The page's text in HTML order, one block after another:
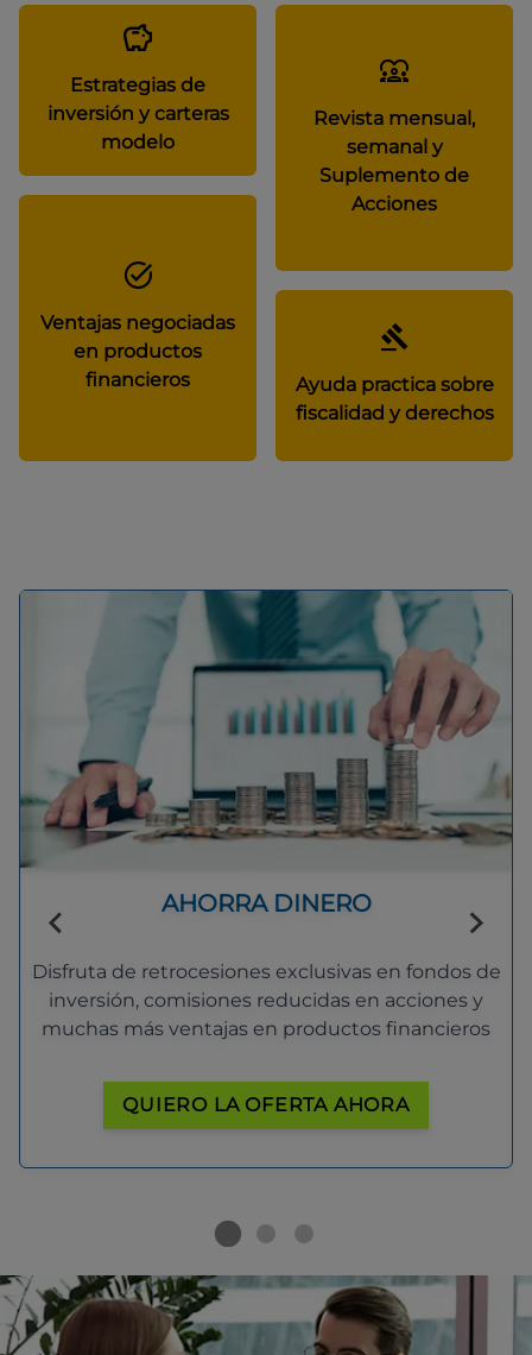
Estrategias de
inversión y carteras
modelo
Revista mensual,
semanal y
Suplemento de
Acciones
Ventajas negociadas
en productos
financieros
Ayuda practica sobre
fiscalidad y derechos
AHORRA DINERO
Disfruta de retrocesiones exclusivas en fondos de
inversión, comisiones reducidas en acciones y
muchas más ventajas en productos financieros
QUIERO LA OFERTA AHORA